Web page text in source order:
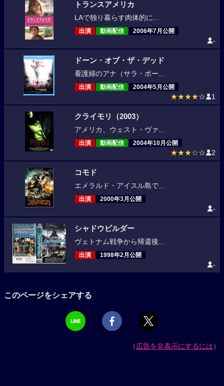
トランスアメリカ
LAで独り暮らす肉体的に...
出演 動画配信 2006年7月公開
-
ドーン・オブ・ザ・デッド
看護婦のアナ（サラ・ポー...
出演 動画配信 2004年5月公開
★★★★☆ 1
クライモリ（2003）
アメリカ、ウェスト・ヴァ...
出演 動画配信 2004年10月公開
★★★☆☆ 2
コモド
エメラルド・アイスル島で...
出演 2000年3月公開
-
シャドウビルダー
ヴェトナム戦争から帰還後...
出演 1998年2月公開
-
このページをシェアする
（広告を非表示にするには）